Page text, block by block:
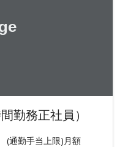
勤務正社員）
(通勤手当上限)月額